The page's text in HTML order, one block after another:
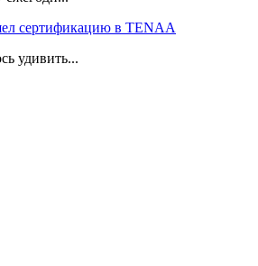
сертификацию в TENAA
удивить...